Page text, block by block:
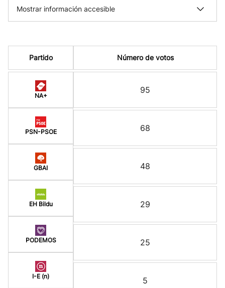
Mostrar información accesible
Partido
NA+
PSN-PSOE
GBAI
EH Bildu
PODEMOS
I-E (n)
Número de votos
95
68
48
29
25
5